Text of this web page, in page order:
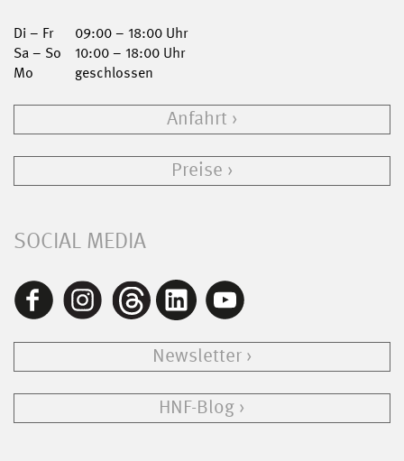
Di – Fr
09:00 – 18:00 Uhr
Sa – So
10:00 – 18:00 Uhr
Mo
geschlossen
Anfahrt
Preise
SOCIAL MEDIA
Newsletter
HNF-Blog